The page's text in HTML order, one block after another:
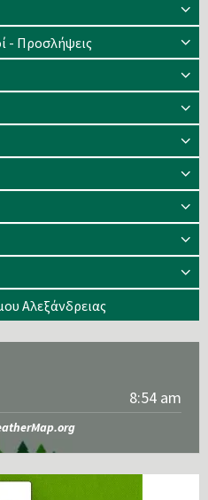
- Προσλήψεις
Αλεξάνδρειας
8:54 am